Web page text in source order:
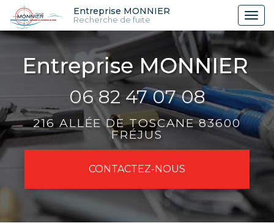
Aller
au
contenu
principal
Entreprise MONNIER
Recherche de fuite
06 82 47 07 08
216 ALLÉE DE TOSCANE 83600
FRÉJUS
CONTACTEZ-NOUS